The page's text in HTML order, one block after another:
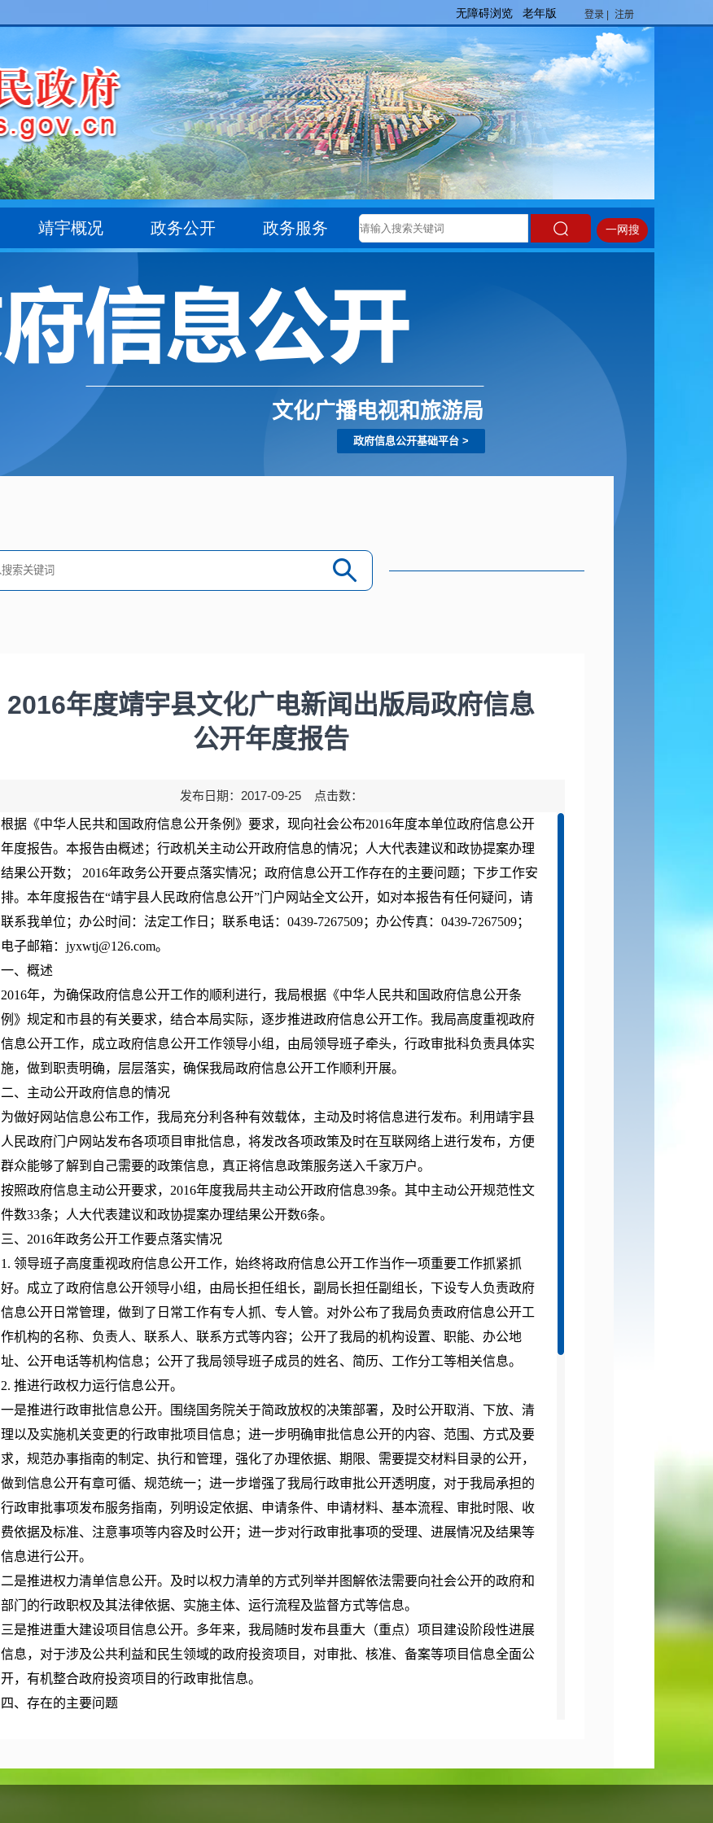
登录 | 注册
文化广播电视和旅游局
政府信息公开基础平台 >
2016年度靖宇县文化广电新闻出版局政府信息
公开年度报告
发布日期：2017-09-25 点击数：
根据《中华人民共和国政府信息公开条例》要求，现向社会公布2016年度本单位政府信息公开
年度报告。本报告由概述；行政机关主动公开政府信息的情况；人大代表建议和政协提案办理
结果公开数； 2016年政务公开要点落实情况；政府信息公开工作存在的主要问题；下步工作安
排。本年度报告在“靖宇县人民政府信息公开”门户网站全文公开，如对本报告有任何疑问，请
联系我单位；办公时间：法定工作日；联系电话：0439-7267509；办公传真：0439-7267509；
电子邮箱：jyxwtj@126.com。
一、概述
2016年，为确保政府信息公开工作的顺利进行，我局根据《中华人民共和国政府信息公开条
例》规定和市县的有关要求，结合本局实际，逐步推进政府信息公开工作。我局高度重视政府
信息公开工作，成立政府信息公开工作领导小组，由局领导班子牵头，行政审批科负责具体实
施，做到职责明确，层层落实，确保我局政府信息公开工作顺利开展。
二、主动公开政府信息的情况
为做好网站信息公布工作，我局充分利各种有效载体，主动及时将信息进行发布。利用靖宇县
人民政府门户网站发布各项项目审批信息，将发改各项政策及时在互联网络上进行发布，方便
群众能够了解到自己需要的政策信息，真正将信息政策服务送入千家万户。
按照政府信息主动公开要求，2016年度我局共主动公开政府信息39条。其中主动公开规范性文
件数33条；人大代表建议和政协提案办理结果公开数6条。
三、2016年政务公开工作要点落实情况
1. 领导班子高度重视政府信息公开工作，始终将政府信息公开工作当作一项重要工作抓紧抓
好。成立了政府信息公开领导小组，由局长担任组长，副局长担任副组长，下设专人负责政府
信息公开日常管理，做到了日常工作有专人抓、专人管。对外公布了我局负责政府信息公开工
作机构的名称、负责人、联系人、联系方式等内容；公开了我局的机构设置、职能、办公地
址、公开电话等机构信息；公开了我局领导班子成员的姓名、简历、工作分工等相关信息。
2. 推进行政权力运行信息公开。
一是推进行政审批信息公开。围绕国务院关于简政放权的决策部署，及时公开取消、下放、清
理以及实施机关变更的行政审批项目信息；进一步明确审批信息公开的内容、范围、方式及要
求，规范办事指南的制定、执行和管理，强化了办理依据、期限、需要提交材料目录的公开，
做到信息公开有章可循、规范统一；进一步增强了我局行政审批公开透明度，对于我局承担的
行政审批事项发布服务指南，列明设定依据、申请条件、申请材料、基本流程、审批时限、收
费依据及标准、注意事项等内容及时公开；进一步对行政审批事项的受理、进展情况及结果等
信息进行公开。
二是推进权力清单信息公开。及时以权力清单的方式列举并图解依法需要向社会公开的政府和
部门的行政职权及其法律依据、实施主体、运行流程及监督方式等信息。
三是推进重大建设项目信息公开。多年来，我局随时发布县重大（重点）项目建设阶段性进展
信息，对于涉及公共利益和民生领域的政府投资项目，对审批、核准、备案等项目信息全面公
开，有机整合政府投资项目的行政审批信息。
四、存在的主要问题